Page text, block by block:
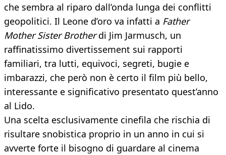
che sembra al riparo dall’onda lunga dei conflitti
geopolitici. Il Leone d’oro va infatti a Father
Mother Sister Brotherdi Jim Jarmusch, un
raffinatissimo divertissement sui rapporti
familiari, tra lutti, equivoci, segreti, bugie e
imbarazzi, che però non è certo il film più bello,
interessante e significativo presentato quest’anno
al Lido.
Una scelta esclusivamente cinefila che rischia di
risultare snobistica proprio in un anno in cui si
avverte forte il bisogno di guardare al cinema